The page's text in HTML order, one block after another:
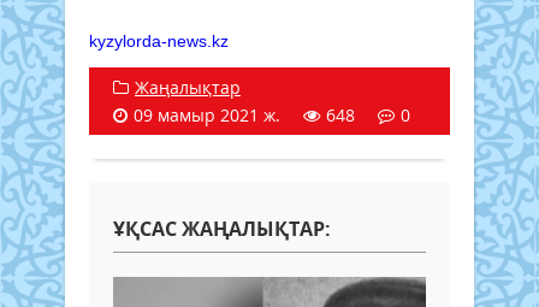
kyzylorda-news.kz
Жаңалықтар
09 мамыр 2021 ж.
648 0
ҰҚСАС ЖАҢАЛЫҚТАР: